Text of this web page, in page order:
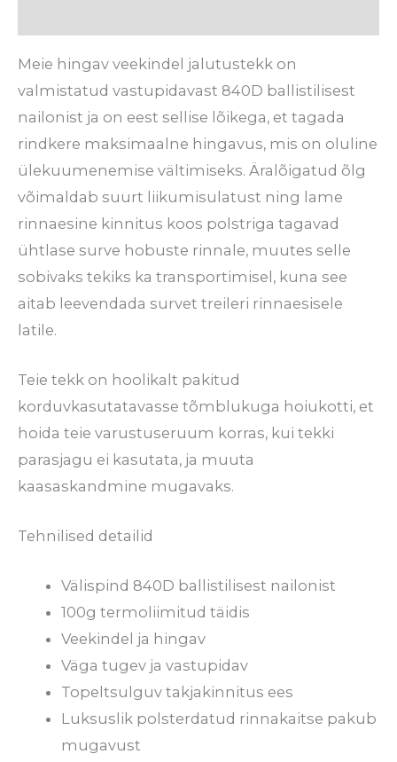
Meie hingav veekindel jalutustekk on
valmistatud vastupidavast 840D ballistilisest
nailonist ja on eest sellise lõikega, et tagada
rindkere maksimaalne hingavus, mis on oluline
ülekuumenemise vältimiseks. Äralõigatud õlg
võimaldab suurt liikumisulatust ning lame
rinnaesine kinnitus koos polstriga tagavad
ühtlase surve hobuste rinnale, muutes selle
sobivaks tekiks ka transportimisel, kuna see
aitab leevendada survet treileri rinnaesisele
latile.
Teie tekk on hoolikalt pakitud
korduvkasutatavasse tõmblukuga hoiukotti, et
hoida teie varustuseruum korras, kui tekki
parasjagu ei kasutata, ja muuta
kaasaskandmine mugavaks.
Tehnilised detailid
Välispind 840D ballistilisest nailonist
100g termoliimitud täidis
Veekindel ja hingav
Väga tugev ja vastupidav
Topeltsulguv takjakinnitus ees
Luksuslik polsterdatud rinnakaitse pakub
mugavust